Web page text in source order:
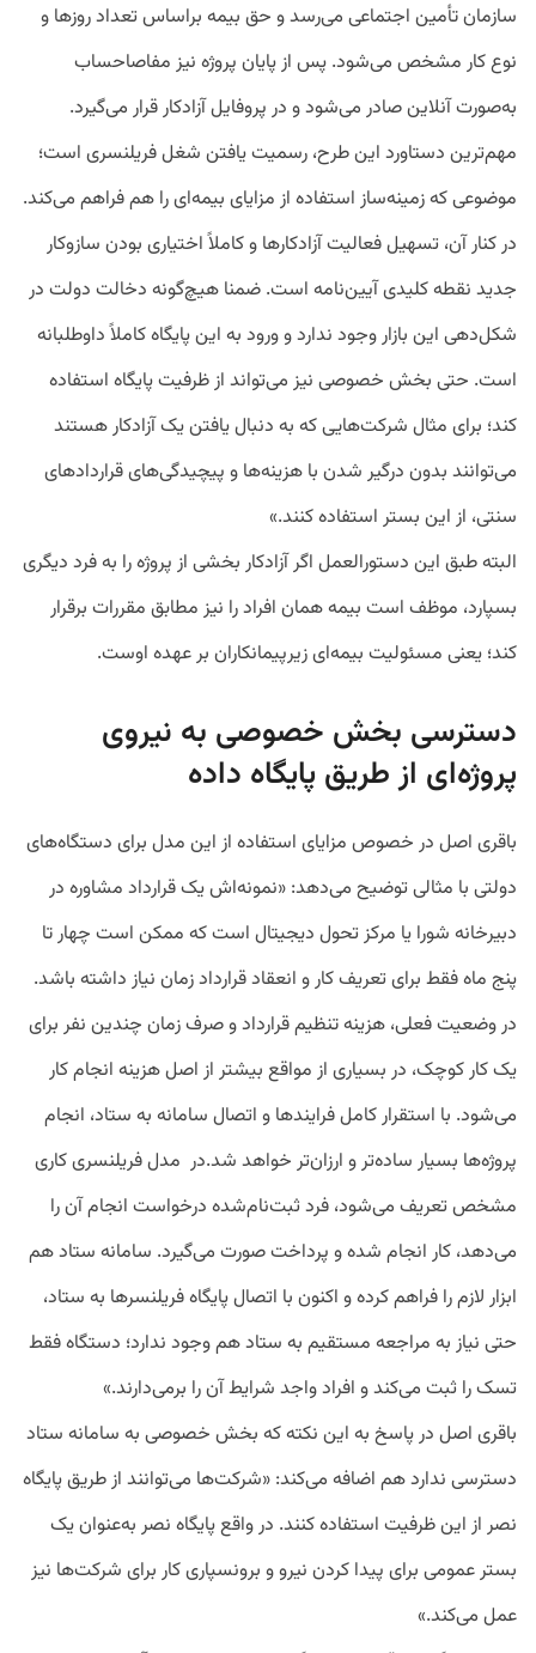
سازمان تأمین اجتماعی می‌رسد و حق بیمه براساس تعداد روزها و
نوع کار مشخص می‌شود. پس از پایان پروژه نیز مفاصاحساب
به‌صورت آنلاین صادر می‌شود و در پروفایل آزادکار قرار می‌گیرد.
مهم‌ترین دستاورد این طرح، رسمیت یافتن شغل فریلنسری است؛
موضوعی که زمینه‌ساز استفاده از مزایای بیمه‌ای را هم فراهم می‌کند.
در کنار آن، تسهیل فعالیت آزادکارها و کاملاً اختیاری بودن سازوکار
جدید نقطه کلیدی آیین‌نامه است. ضمنا هیچ‌گونه دخالت دولت در
شکل‌دهی این بازار وجود ندارد و ورود به این پایگاه کاملاً داوطلبانه
است. حتی بخش خصوصی نیز می‌تواند از ظرفیت پایگاه استفاده
کند؛ برای مثال شرکت‌هایی که به دنبال یافتن یک آزادکار هستند
می‌توانند بدون درگیر شدن با هزینه‌ها و پیچیدگی‌های قراردادهای
سنتی، از این بستر استفاده کنند.»
البته طبق این دستورالعمل اگر آزادکار بخشی از پروژه را به فرد دیگری
بسپارد، موظف است بیمه همان افراد را نیز مطابق مقررات برقرار
کند؛ یعنی مسئولیت بیمه‌ای زیرپیمانکاران بر عهده اوست.
دسترسی بخش خصوصی به نیروی
پروژه‌ای از طریق پایگاه داده
باقری اصل در خصوص مزایای استفاده از این مدل برای دستگاه‌های
دولتی با مثالی توضیح می‌دهد: «نمونه‌اش یک قرارداد مشاوره در
دبیرخانه شورا یا مرکز تحول دیجیتال است که ممکن است چهار تا
پنج ماه فقط برای تعریف کار و انعقاد قرارداد زمان نیاز داشته باشد.
در وضعیت فعلی، هزینه تنظیم قرارداد و صرف زمان چندین نفر برای
یک کار کوچک، در بسیاری از مواقع بیشتر از اصل هزینه انجام کار
می‌شود. با استقرار کامل فرایندها و اتصال سامانه به ستاد، انجام
پروژه‌ها بسیار ساده‌تر و ارزان‌تر خواهد شد.در مدل فریلنسری کاری
مشخص تعریف می‌شود، فرد ثبت‌نام‌شده درخواست انجام آن را
می‌دهد، کار انجام شده و پرداخت صورت می‌گیرد. سامانه ستاد هم
ابزار لازم را فراهم کرده و اکنون با اتصال پایگاه فریلنسرها به ستاد،
حتی نیاز به مراجعه مستقیم به ستاد هم وجود ندارد؛ دستگاه فقط
تسک را ثبت می‌کند و افراد واجد شرایط آن را برمی‌دارند.»
باقری اصل در پاسخ به این نکته که بخش خصوصی به سامانه ستاد
دسترسی ندارد هم اضافه می‌کند: «شرکت‌ها می‌توانند از طریق پایگاه
نصر از این ظرفیت استفاده کنند. در واقع پایگاه نصر به‌عنوان یک
بستر عمومی برای پیدا کردن نیرو و برونسپاری کار برای شرکت‌ها نیز
عمل می‌کند.»